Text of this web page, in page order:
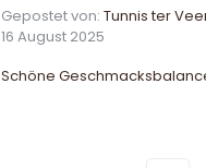
Gepostet von: Tunnis ter
16 August 2025
Schöne